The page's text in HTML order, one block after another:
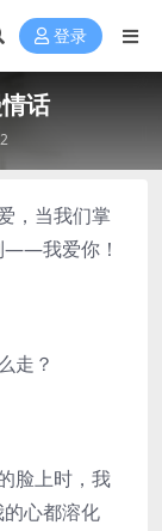
登录
话
，当我们掌
——我爱你！
走？
脸上时，我
心都溶化